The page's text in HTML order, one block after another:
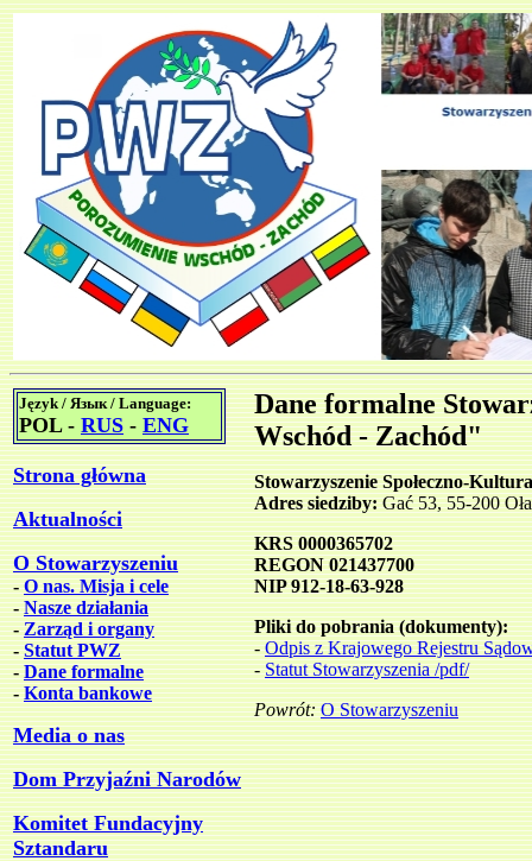
Język / Язык / Language:
POL - RUS - ENG
Strona główna
Aktualności
O Stowarzyszeniu
-O nas. Misja i cele
-Nasze działania
-Zarząd i organy
-Statut PWZ
-Dane formalne
-Konta bankowe
Media o nas
Dom Przyjaźni Narodów
Komitet Fundacyjny
Sztandaru
Dane formalne
Wschód - Zachód"
Stowarzyszenie Społeczno-
Adres siedziby:Gać 53, 55-200
KRS 0000365702
REGON 021437700
NIP 912-18-63-928
Pliki do pobrania (dokumenty):
-Odpis z Krajowego Rejestru
-Statut Stowarzyszenia /pdf/
Powrót: O Stowarzyszeniu